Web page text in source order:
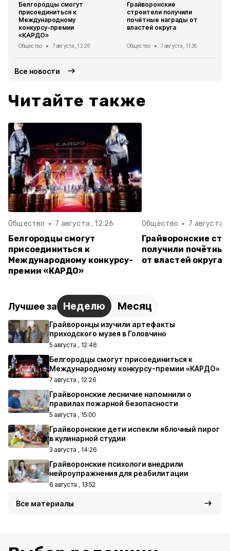
Белгородцы смогут
присоединиться к
Международному
конкурсу-премии
«КАРДО»
Общество 7 августа , 12:26
Грайворонские
строители получили
почётные награды от
властей округа
Общество 7 августа , 11:36
Все новости
Читайте также
Общество 7 августа , 12:26
Белгородцы смогут
присоединиться к
Международному конкурсу-
премии «КАРДО»
Общество 7 августа ,
Грайворонские
получили
от властей округа
Лучшее за Неделю Месяц
Грайворонцы изучили артефакты
приходского музея в Головчино
5 августа , 12:46
Белгородцы смогут присоединиться к
Международному конкурсу-премии «КАРДО»
7 августа , 12:26
Грайворонские лесничие напомнили о
правилах пожарной безопасности
5 августа , 15:00
Грайворонские дети испекли яблочный пирог
в кулинарной студии
3 августа , 14:26
Грайворонские психологи внедрили
нейроупражнения для реабилитации
6 августа , 13:52
Все материалы